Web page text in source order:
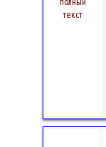
текст